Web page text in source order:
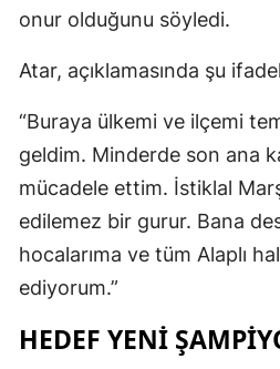
onur olduğunu söyledi.
Atar, açıklamasında şu
“Buraya ülkemi ve ilçemi
geldim. Minderde son ana
mücadele ettim. İstiklal
edilemez bir gurur. Bana
hocalarıma ve tüm Alaplı
ediyorum.”
HEDEF YENİ